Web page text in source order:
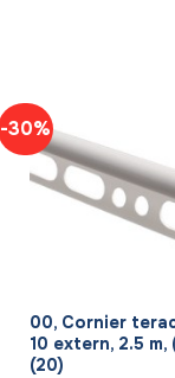
-30%
00, Cornier
10 extern, 2.5 m,
(20)